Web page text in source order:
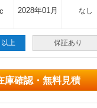
2028年01月 なし
上 保証あり
庫確認・無料見積